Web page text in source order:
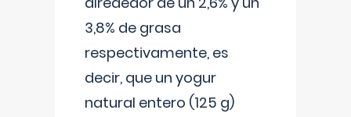
3,8% de grasa
respectivamente, es
decir, que un yogur
natural entero (125 g)